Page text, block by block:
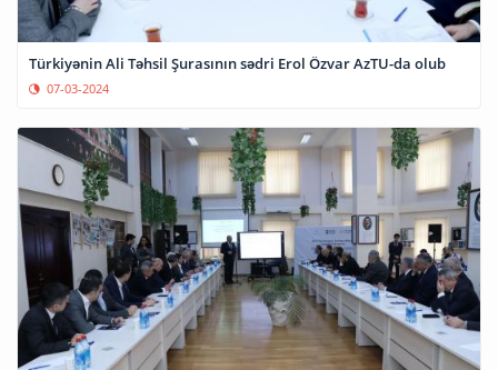
Türkiyənin Ali Təhsil Şurasının sədri Erol Özvar AzTU-da olub
07-03-2024